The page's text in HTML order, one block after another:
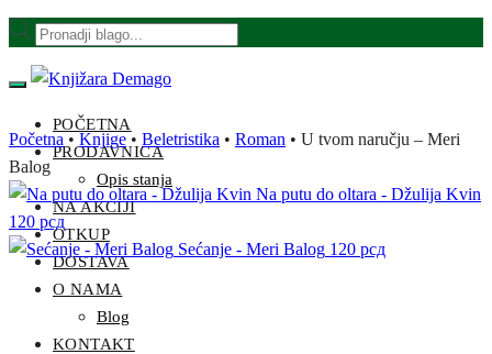
Skip
navigation
Skip
content
Products
POČETNA
PRODAVNICA
Opis stanja
NA AKCIJI
OTKUP
DOSTAVA
O NAMA
Blog
KONTAKT
Početna • Knjige • Beletristika • Roman • U tvom naručju – Meri
Balog
Na putu do oltara - Džulija Kvin
120 рсд
Sećanje - Meri Balog 120 рсд